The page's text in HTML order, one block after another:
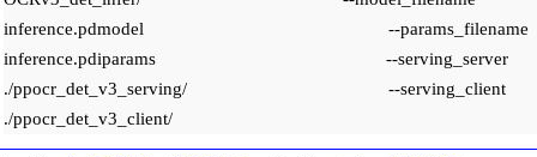
inference.pdmodel --params_filename
inference.pdiparams --serving_server
./ppocr_det_v3_serving/ --serving_client
./ppocr_det_v3_client/